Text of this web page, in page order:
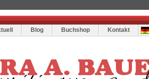
Blog Buchshop Kontakt